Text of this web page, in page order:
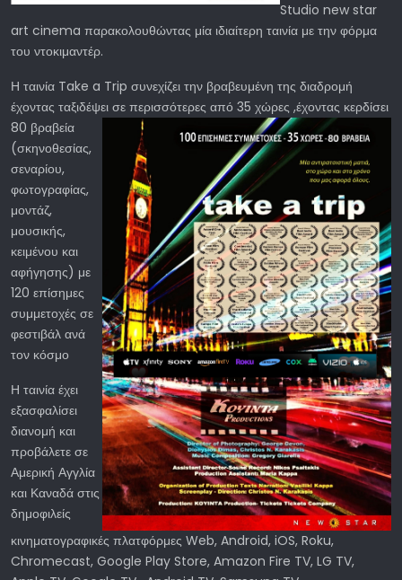
Studio new star
art cinema παρακολουθώντας μία ιδιαίτερη ταινία με την φόρμα
του ντοκιμαντέρ.
Η ταινία Take a Trip συνεχίζει την βραβευμένη της διαδρομή
έχοντας ταξιδέψει σε περισσότερες από 35 χώρες ,έχοντας κερδίσει
80 βραβεία
(σκηνοθεσίας,
σεναρίου,
φωτογραφίας,
μοντάζ,
μουσικής,
κειμένου και
αφήγησης) με
120 επίσημες
συμμετοχές σε
φεστιβάλ ανά
τον κόσμο
Η ταινία έχει
εξασφαλίσει
διανομή και
προβάλετε σε
Αμερική Αγγλία
και Καναδά στις
δημοφιλείς
κινηματογραφικές πλατφόρμες Web, Android, iOS, Roku,
Chromecast, Google Play Store, Amazon Fire TV, LG TV,